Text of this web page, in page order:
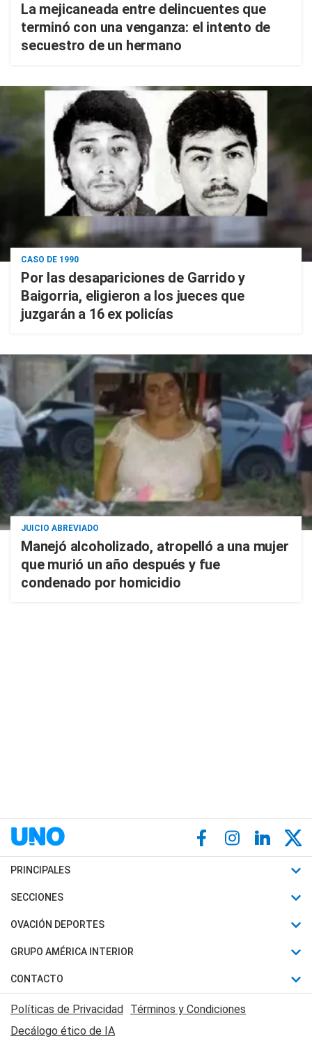
La mejicaneada entre delincuentes que
terminó con una venganza: el intento de
secuestro de un hermano
CASO DE 1990
Por las desapariciones de Garrido y
Baigorria, eligieron a los jueces que
juzgarán a 16 ex policías
JUICIO ABREVIADO
Manejó alcoholizado, atropelló a una mujer
que murió un año después y fue
condenado por homicidio
PRINCIPALES
Últimas Noticias
Política
Judiciales
Economia
SECCIONES
Horóscopo
Motores
Trucos caseros
Series y Películas
Edictos y Solicitadas
OVACIÓN DEPORTES
Fútbol
Mundial
Automovilismo
Rugby
GRUPO AMÉRICA INTERIOR
Canal 7 en Vivo
CONTACTO
Acerca de Nosotros
Contactanos
Políticas de Privacidad Términos y Condiciones
Decálogo ético de IA